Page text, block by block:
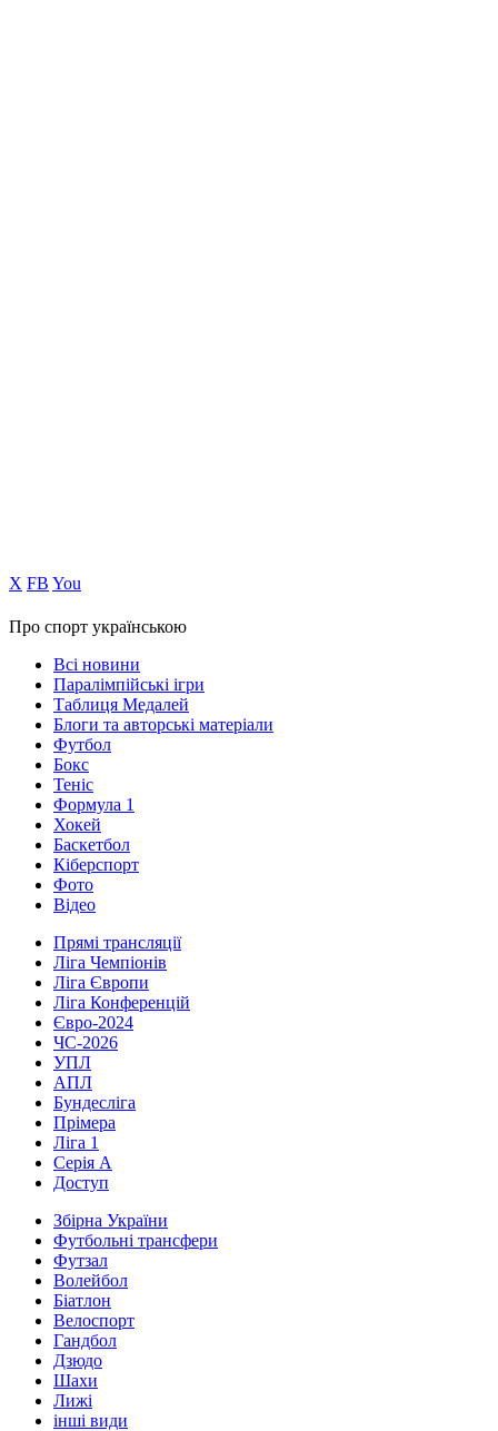
Х FB You
Про спорт українською
Всі новини
Паралімпійські ігри
Таблиця Медалей
Блоги та авторські матеріали
Футбол
Бокс
Теніс
Формула 1
Хокей
Баскетбол
Кіберспорт
Фото
Відео
Прямі трансляції
Ліга Чемпіонів
Ліга Європи
Ліга Конференцій
Євро-2024
ЧС-2026
УПЛ
АПЛ
Бундесліга
Прімера
Ліга 1
Серія А
Доступ
Збірна України
Футбольні трансфери
Футзал
Волейбол
Біатлон
Велоспорт
Гандбол
Дзюдо
Шахи
Лижі
інші види